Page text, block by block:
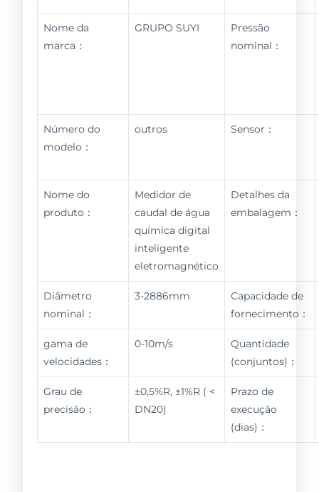
Nome da
marca：
GRUPO SUYI
Pressão
nominal：
Número do
modelo：
outros Sensor：
Nome do
produto：
Medidor de
caudal de água
química digital
inteligente
eletromagnético
Detalhes da
embalagem：
Diâmetro
nominal：
3-2886mm
Capacidade de
fornecimento：
gama de
velocidades：
0-10m/s
Quantidade
(conjuntos)：
Grau de
precisão：
±0,5%R, ±1%R ( <
DN20)
Prazo de
execução
(dias)：